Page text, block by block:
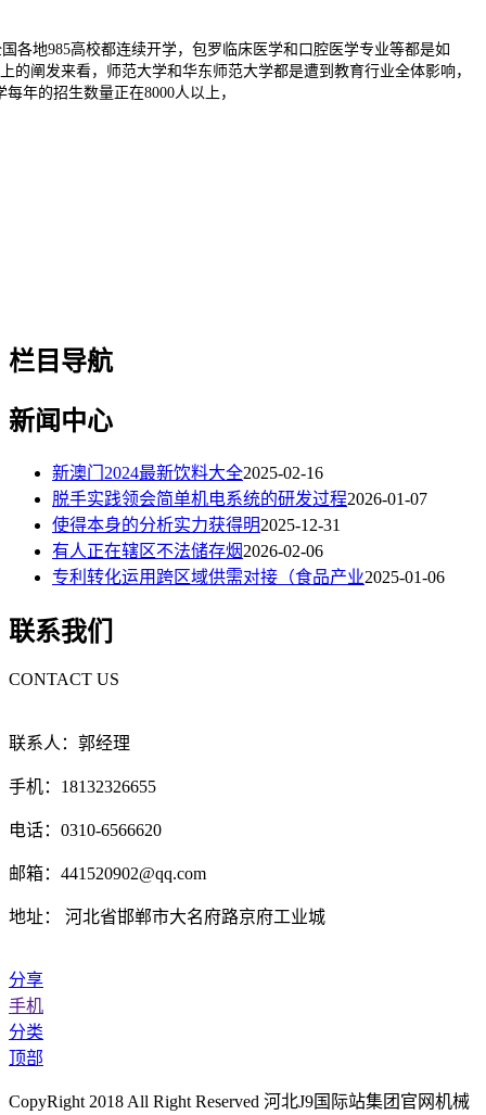
国各地985高校都连续开学，包罗临床医学和口腔医学专业等都是如
阐发来看，师范大学和华东师范大学都是遭到教育行业全体影响，
年的招生数量正在8000人以上，
栏目导航
新闻中心
新澳门2024最新饮料大全2025-02-16
脱手实践领会简单机电系统的研发过程2026-01-07
使得本身的分析实力获得明2025-12-31
有人正在辖区不法储存烟2026-02-06
专利转化运用跨区域供需对接（食品产业2025-01-06
联系我们
CONTACT US
联系人：郭经理
手机：18132326655
电话：0310-6566620
邮箱：441520902@qq.com
地址： 河北省邯郸市大名府路京府工业城
分享
手机
分类
顶部
CopyRight 2018 All Right Reserved 河北J9国际站集团官网机械